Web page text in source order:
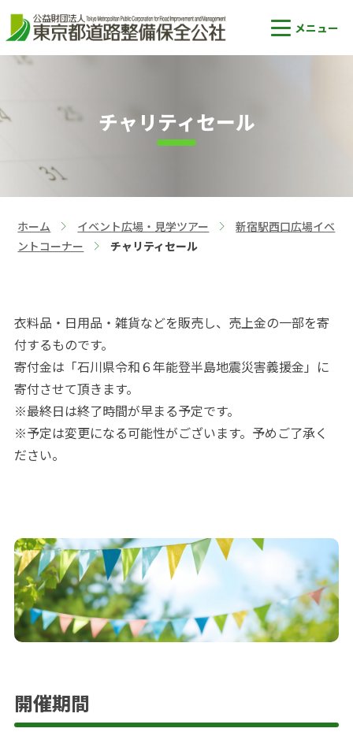
チャリティセール
ホーム
>
イベント広場・見学ツアー
新宿駅西口広場イベ
ントコーナー
チャリティセール
衣料品・日用品・雑貨などを販売し、売上金の一部を寄
付するものです。
寄付金は「石川県令和６年能登半島地震災害義援金」に
寄付させて頂きます。
※最終日は終了時間が早まる予定です。
※予定は変更になる可能性がございます。予めご了承く
ださい。
開催期間